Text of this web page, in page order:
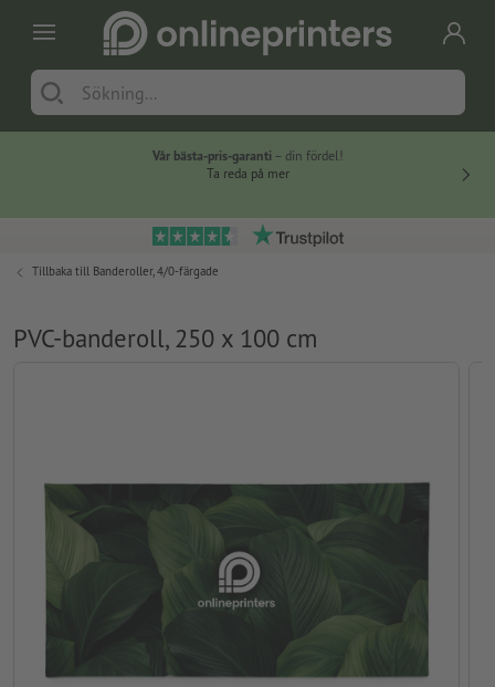
Vår bästa-pris-garanti – din fördel!
Ta reda på mer
Tillbaka till Banderoller, 4/0-färgade
PVC-banderoll, 250 x 100 cm